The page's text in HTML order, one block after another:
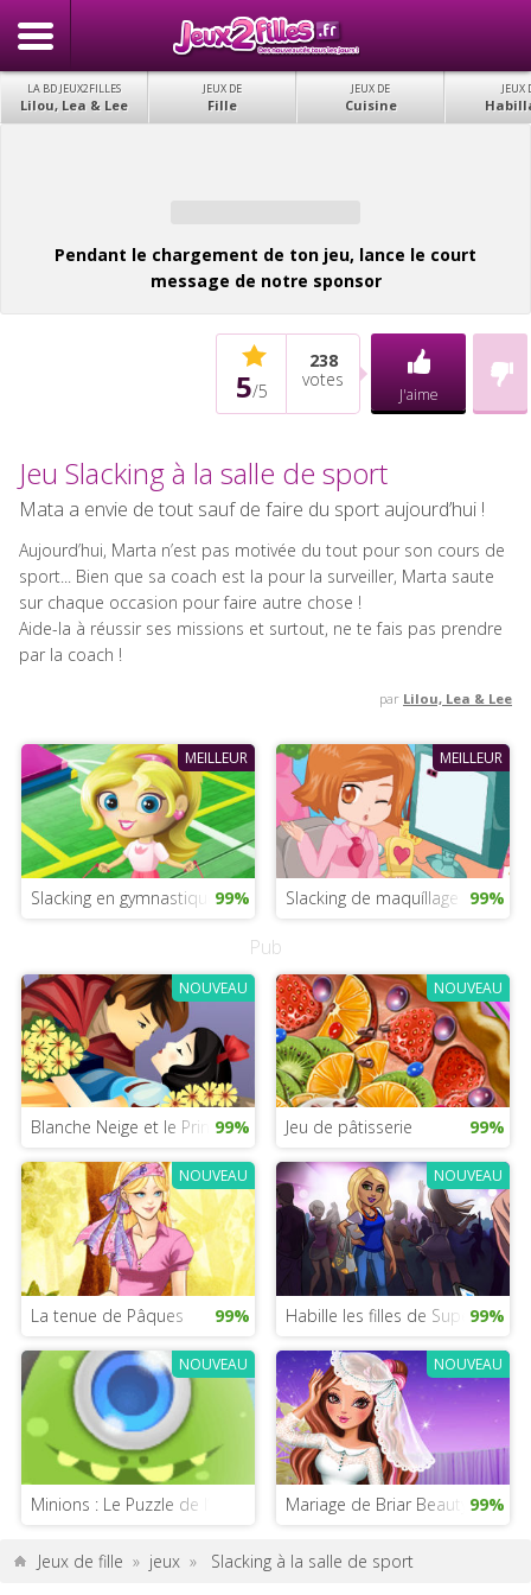
LA BD JEUX2FILLES
Lilou, Lea & Lee
JEUX DE
Fille
JEUX DE
Cuisine
JEUX
Pendant le chargement de ton jeu, lance le court
message de notre sponsor
5/5
238
votes
J'aime
Jeu Slacking à la salle de sport
Mata a envie de tout sauf de faire du sport aujourd’hui !
Aujourd’hui, Marta n’est pas motivée du tout pour son cours de
sport... Bien que sa coach est la pour la surveiller, Marta saute
sur chaque occasion pour faire autre chose !
Aide-la à réussir ses missions et surtout, ne te fais pas prendre
par la coach !
par Lilou, Lea & Lee
MEILLEUR
Slacking en gymnastique99%
MEILLEUR
Slacking de maquíllage 99%
Pub
NOUVEAU
Blanche Neige et le Prince Charmant
99%
NOUVEAU
Jeu de pâtisserie 99%
NOUVEAU
La tenue de Pâques 99%
NOUVEAU
Habille les filles de Super Hero
99%
NOUVEAU
Minions : Le Puzzle de l’ascension de Gru
NOUVEAU
Mariage de Briar Beauty 99%
Jeux de fille » jeux » Slacking à la salle de sport